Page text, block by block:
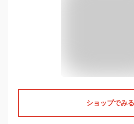
ショップでみる